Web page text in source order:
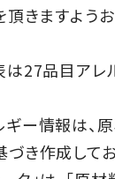
きますようお
27品目アレ
ー情報は、
き作成してお